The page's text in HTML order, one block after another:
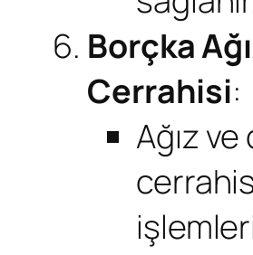
Borçka
Cerrahisi:
Ağız ve